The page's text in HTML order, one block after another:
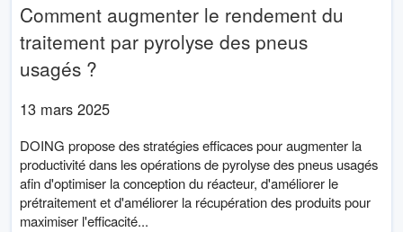
Comment augmenter le rendement du
traitement par pyrolyse des pneus
usagés ?
13 mars 2025
DOING propose des stratégies efficaces pour augmenter la
productivité dans les opérations de pyrolyse des pneus usagés
afin d'optimiser la conception du réacteur, d'améliorer le
prétraitement et d'améliorer la récupération des produits pour
maximiser l'efficacité...